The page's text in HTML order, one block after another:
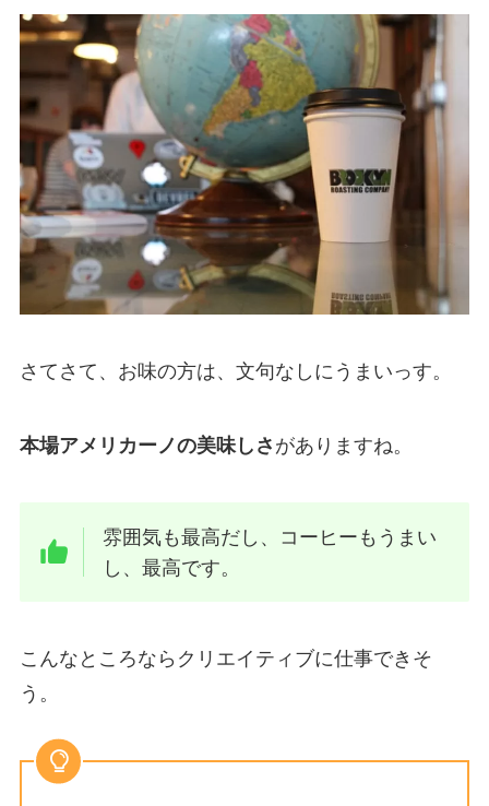
さてさて、お味の方は、文句なしにうまいっす。
本場アメリカーノの美味しさ がありますね。
雰囲気も最高だし、コーヒーもうまい
し、最高です。
こんなところならクリエイティブに仕事できそ
う。